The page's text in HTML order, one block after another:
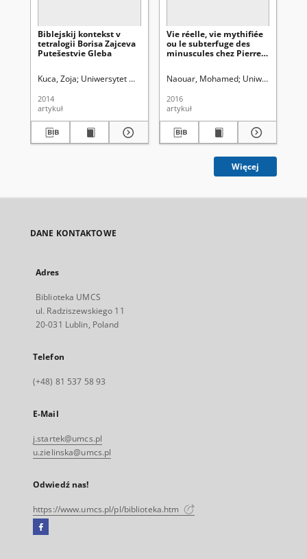
Biblejskij kontekst v
tetralogii Borisa Zajceva
Putešestvie Gleba
Kuca, Zoja Uniwersytet Marii Curie-Skłodowskiej (Lublin). Instytut
2014
artykuł
Vie réelle, vie mythifiée
ou le subterfuge des
minuscules chez Pierre
Naouar, Mohamed Uniwersytet
2016
artykuł
Więcej
DANE KONTAKTOWE
Adres
Biblioteka UMCS
ul. Radziszewskiego 11
20-031 Lublin, Poland
Telefon
(+48) 81 537 58 93
E-Mail
j.startek@umcs.pl
u.zielinska@umcs.pl
Odwiedź nas!
https://www.umcs.pl/pl/biblioteka.htm
Facebook